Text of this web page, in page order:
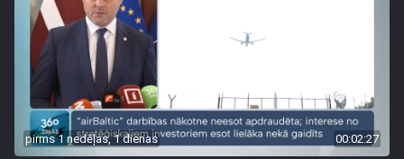
pirms 1 nedēļas, 1 dienas 00:02:27